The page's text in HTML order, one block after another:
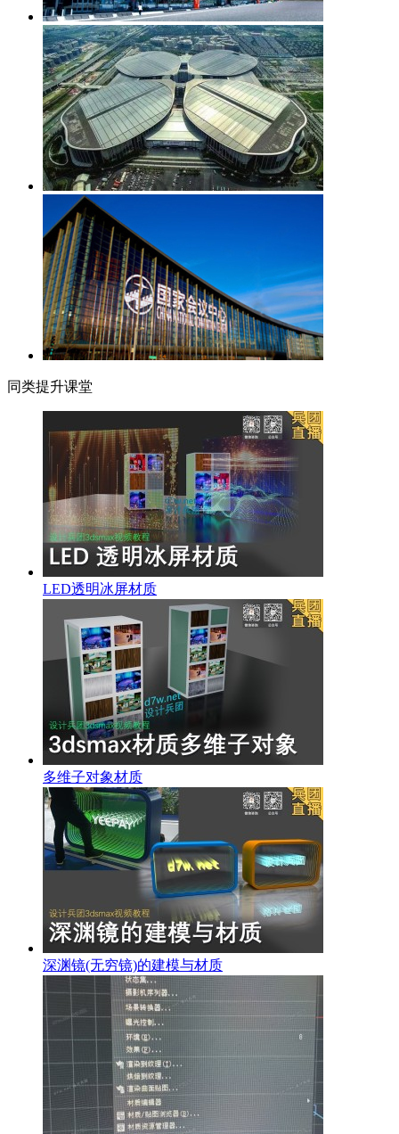
同类提升课堂
LED透明冰屏材质
多维子对象材质
深渊镜(无穷镜)的建模与材质